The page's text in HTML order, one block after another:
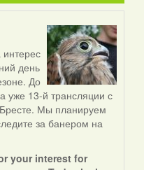
день
До
уже 13-й трансляции с
Бресте. Мы планируем
за банером на
your interest for